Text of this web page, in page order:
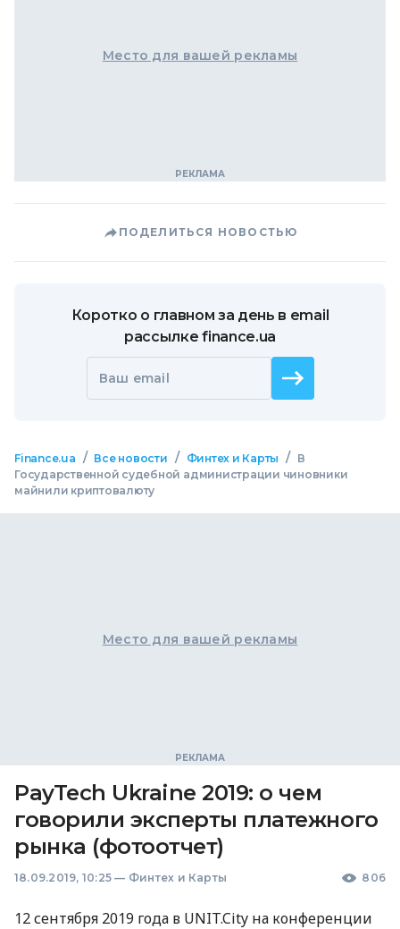
Место для вашей рекламы
ПОДЕЛИТЬСЯ НОВОСТЬЮ
Коротко о главном за день в email
рассылке finance.ua
Ваш email
Finance.ua / Все новости / Финтех и Карты /
В
Государственной судебной администрации чиновники
майнили криптовалюту
Место для вашей рекламы
PayTech Ukraine 2019: о чем
говорили эксперты платежного
рынка (фотоотчет)
18.09.2019, 10:25 — Финтех и Карты 806
12 сентября 2019 года в UNIT.City на конференции